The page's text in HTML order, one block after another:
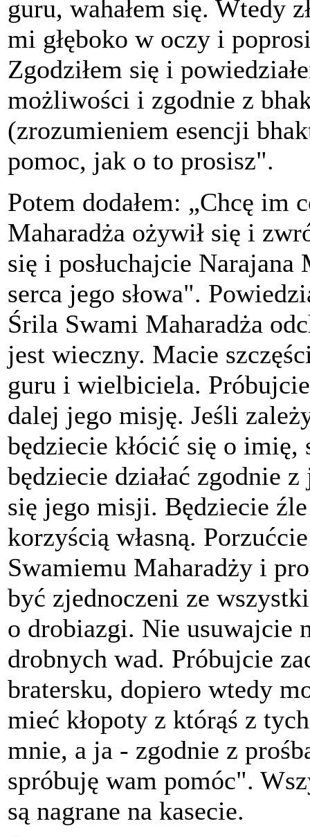
guru, wahałem się. Wtedy
mi głęboko w oczy i
Zgodziłem się i
możliwości i zgodnie z
(zrozumieniem esencji
pomoc, jak o to prosisz".
Potem dodałem: „Chcę
Maharadża ożywił się i
się i posłuchajcie
serca jego słowa".
Śrila Swami Maharadża
jest wieczny. Macie
guru i wielbiciela.
dalej jego misję. Jeśli
będziecie kłócić się o
będziecie działać zgodnie
się jego misji. Będziecie
korzyścią własną.
Swamiemu Maharadży i
być zjednoczeni ze
o drobiazgi. Nie usuwajcie
drobnych wad. Próbujcie
bratersku, dopiero wtedy
mieć kłopoty z którąś z
mnie, a ja - zgodnie z
spróbuję wam pomóc".
są nagrane na kasecie.